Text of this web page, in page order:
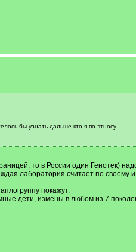
бы узнать дальше кто я по этносу.
то в России один Генотек)
лаборатория считает по своему
покажут.
дети, измены в любом из 7